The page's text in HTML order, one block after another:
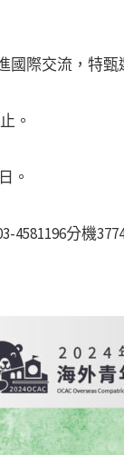
國際交流，特
。
。
分機